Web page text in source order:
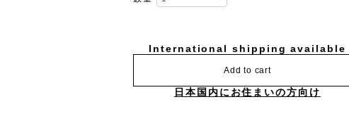
International shipping available
Add to cart
日本国内にお住まいの方向け